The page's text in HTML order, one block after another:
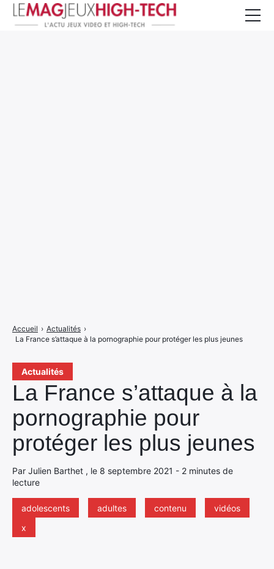
Actualités
La France s’attaque à la
pornographie pour
protéger les plus jeunes
Par Julien Barthet , le 8 septembre 2021 - 2 minutes de
lecture
adolescents adultes contenu
vidéos
x
Accueil › Actualités ›
La France s’attaque à la pornographie pour protéger les plus jeunes